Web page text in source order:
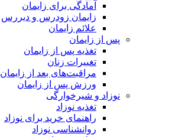
آمادگی برای زایمان
زایمان زودرس و دیررس
علائم زایمان
پس از زایمان
تغذیه پس از زایمان
تغییرات زنان
مراقبت‌های بعد از زایمان
ورزش پس از زایمان
نوزاد و شیرخوارگی
تغذیه نوزاد
راهنمای خرید برای نوزاد
روانشناسی نوزاد